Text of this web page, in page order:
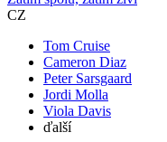
CZ
Tom Cruise
Cameron Diaz
Peter Sarsgaard
Jordi Molla
Viola Davis
ďalší